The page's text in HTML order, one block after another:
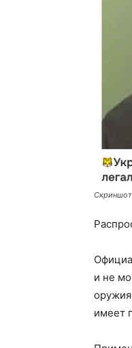
и не
имеет